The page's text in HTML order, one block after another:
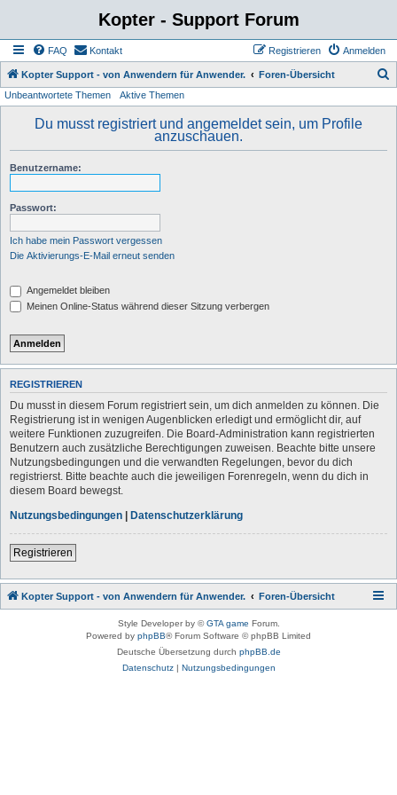
Kopter - Support Forum
FAQ Kontakt Anmelden
Registrieren
Kopter Support - von Anwendern für Anwender. Foren-Übersicht
Unbeantwortete Themen Aktive Themen
Du musst registriert und angemeldet sein, um Profile
anzuschauen.
Benutzername:
Passwort:
Ich habe mein Passwort vergessen
Die Aktivierungs-E-Mail erneut senden
Angemeldet bleiben
Meinen Online-Status während dieser Sitzung verbergen
REGISTRIEREN
Du musst in diesem Forum registriert sein, um dich anmelden zu können. Die
Registrierung ist in wenigen Augenblicken erledigt und ermöglicht dir, auf
weitere Funktionen zuzugreifen. Die Board-Administration kann registrierten
Benutzern auch zusätzliche Berechtigungen zuweisen. Beachte bitte unsere
Nutzungsbedingungen und die verwandten Regelungen, bevor du dich
registrierst. Bitte beachte auch die jeweiligen Forenregeln, wenn du dich in
diesem Board bewegst.
Nutzungsbedingungen | Datenschutzerklärung
Registrieren
Kopter Support - von Anwendern für Anwender. Foren-Übersicht
Style Developer by ©GTA game Forum.
Powered by phpBB® Forum Software © phpBB Limited
Deutsche Übersetzung durch phpBB.de
Datenschutz| Nutzungsbedingungen